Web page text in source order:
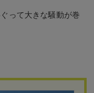
って大きな騒動が巻